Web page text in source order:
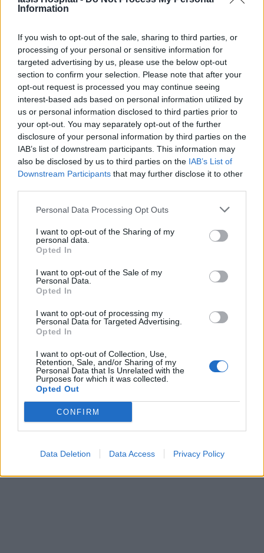
Information
If you wish to opt-out of the sale, sharing to third parties, or
processing of your personal or sensitive information for
targeted advertising by us, please use the below opt-out
section to confirm your selection. Please note that after your
opt-out request is processed you may continue seeing
interest-based ads based on personal information utilized by
us or personal information disclosed to third parties prior to
your opt-out. You may separately opt-out of the further
disclosure of your personal information by third parties on the
IAB’s list of downstream participants. This information may
also be disclosed by us to third parties on the IAB’s List of
Downstream Participants that may further disclose it to other
Personal Data Processing Opt Outs
I want to opt-out of the Sharing of my
personal data.
Opted In
I want to opt-out of the Sale of my
Personal Data.
Opted In
I want to opt-out of processing my
Personal Data for Targeted Advertising.
Opted In
I want to opt-out of Collection, Use,
Retention, Sale, and/or Sharing of my
Personal Data that Is Unrelated with the
Purposes for which it was collected.
Opted Out
CONFIRM
Data Deletion Data Access Privacy Policy